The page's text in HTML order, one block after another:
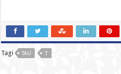
Tagi TAU Τ